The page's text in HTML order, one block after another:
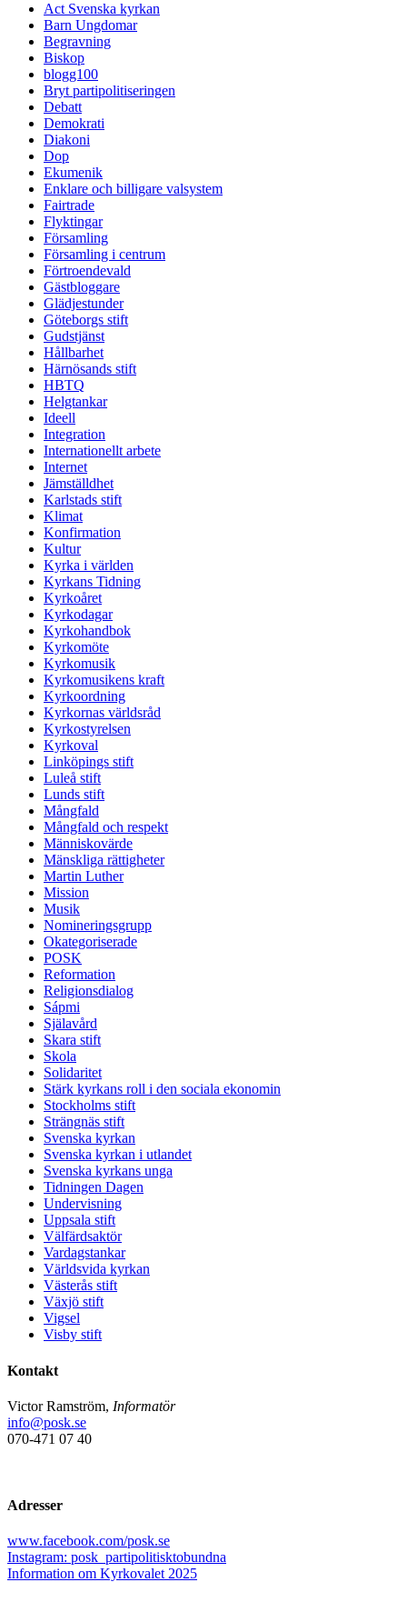
Act Svenska kyrkan
Barn Ungdomar
Begravning
Biskop
blogg100
Bryt partipolitiseringen
Debatt
Demokrati
Diakoni
Dop
Ekumenik
Enklare och billigare valsystem
Fairtrade
Flyktingar
Församling
Församling i centrum
Förtroendevald
Gästbloggare
Glädjestunder
Göteborgs stift
Gudstjänst
Hållbarhet
Härnösands stift
HBTQ
Helgtankar
Ideell
Integration
Internationellt arbete
Internet
Jämställdhet
Karlstads stift
Klimat
Konfirmation
Kultur
Kyrka i världen
Kyrkans Tidning
Kyrkoåret
Kyrkodagar
Kyrkohandbok
Kyrkomöte
Kyrkomusik
Kyrkomusikens kraft
Kyrkoordning
Kyrkornas världsråd
Kyrkostyrelsen
Kyrkoval
Linköpings stift
Luleå stift
Lunds stift
Mångfald
Mångfald och respekt
Människovärde
Mänskliga rättigheter
Martin Luther
Mission
Musik
Nomineringsgrupp
Okategoriserade
POSK
Reformation
Religionsdialog
Sápmi
Själavård
Skara stift
Skola
Solidaritet
Stärk kyrkans roll i den sociala ekonomin
Stockholms stift
Strängnäs stift
Svenska kyrkan
Svenska kyrkan i utlandet
Svenska kyrkans unga
Tidningen Dagen
Undervisning
Uppsala stift
Välfärdsaktör
Vardagstankar
Världsvida kyrkan
Västerås stift
Växjö stift
Vigsel
Visby stift
Kontakt
Victor Ramström, Informatör
info@posk.se
070-471 07 40
Adresser
www.facebook.com/posk.se
Instagram: posk_partipolitisktobundna
Information om Kyrkovalet 2025